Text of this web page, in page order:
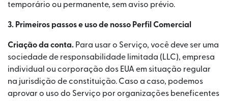
temporário ou permanente, sem aviso prévio.
3. Primeiros passos e uso de nosso Perfil Comercial
Criação da conta. Para usar o Serviço, você deve ser uma
sociedade de responsabilidade limitada (LLC), empresa
individual ou corporação dos EUA em situação regular
na jurisdição de constituição. Caso a caso, podemos
aprovar o uso do Serviço por organizações beneficentes